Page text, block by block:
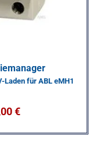
Laden für ABL eMH1
€